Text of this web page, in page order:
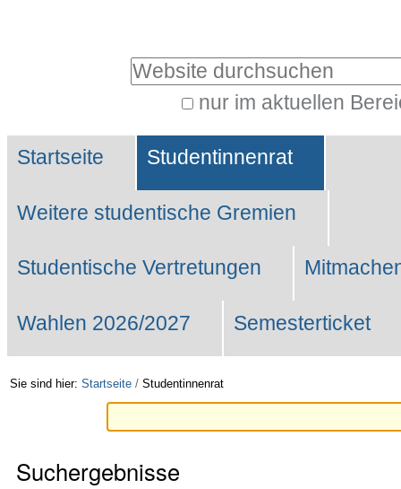
Website durchsuchen
nur im aktuellen
Suche…
Sektionen
Startseite Studentinnenrat
Weitere studentische Gremien
Studentische Vertretungen
Wahlen 2026/2027 Semesterticket
Sie sind hier: Startseite / Studentinnenrat
Suchergebnisse